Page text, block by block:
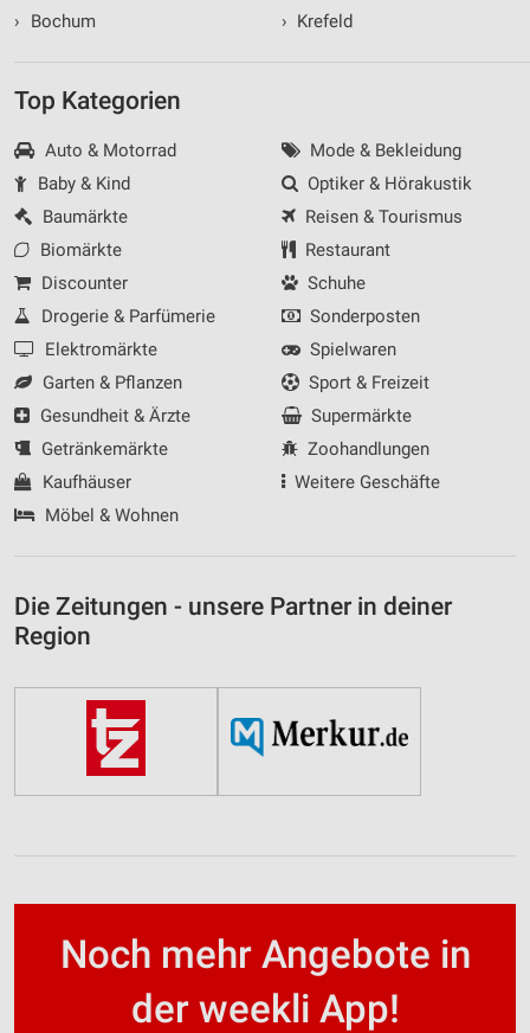
›
Bochum
› Krefeld
Top Kategorien
Auto & Motorrad
Baby & Kind
Baumärkte
Biomärkte
Discounter
Drogerie & Parfümerie
Elektromärkte
Garten & Pflanzen
Gesundheit & Ärzte
Getränkemärkte
Kaufhäuser
Möbel & Wohnen
Mode & Bekleidung
Optiker & Hörakustik
Reisen & Tourismus
Restaurant
Schuhe
Sonderposten
Spielwaren
Sport & Freizeit
Supermärkte
Zoohandlungen
Weitere Geschäfte
Die Zeitungen - unsere Partner in deiner
Region
Noch mehr Angebote in
der weekli App!